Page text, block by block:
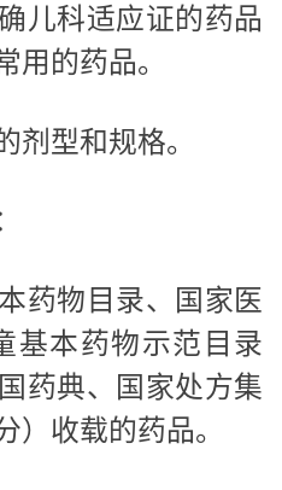
儿科适应证的药品
用的药品。
剂型和规格。
药物目录、国家医
基本药物示范目录
药典、国家处方集
）收载的药品。